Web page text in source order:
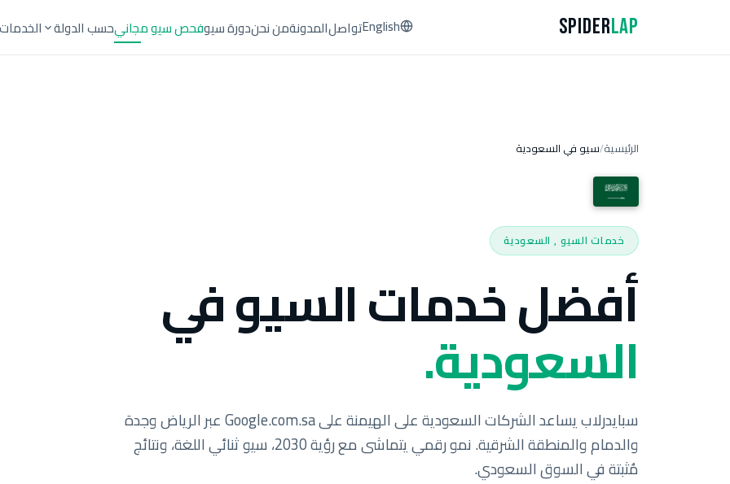
SpiderLap حسب الدولةفحص سيو مجانيدورة سيومن نحنالمدونةتواصلEnglish
الرئيسية/سيو في السعودية
خدمات السيو , السعودية
أفضل خدمات السيو في
السعودية.
سبايدرلاب يساعد الشركات السعودية على الهيمنة على Google.com.sa عبر الرياض وجدة
والدمام والمنطقة الشرقية. نمو رقمي يتماشى مع رؤية 2030، سيو ثنائي اللغة، ونتائج
مُثبتة في السوق السعودي.